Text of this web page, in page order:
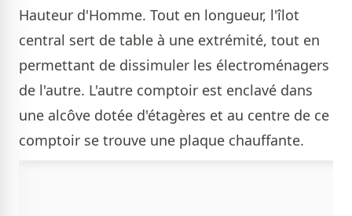
Hauteur d'Homme. Tout en longueur, l'îlot
central sert de table à une extrémité, tout en
permettant de dissimuler les électroménagers
de l'autre. L'autre comptoir est enclavé dans
une alcôve dotée d'étagères et au centre de ce
comptoir se trouve une plaque chauffante.